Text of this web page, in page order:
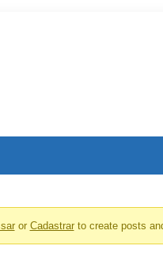
or Cadastrarto create posts